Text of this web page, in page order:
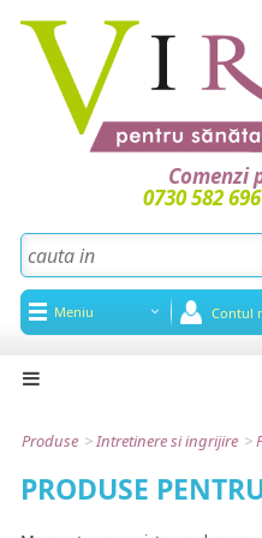
Comenzi
0730 582 696
Meniu
Noutati
Promotii
Contul
Produse >Intretinere si ingrijire >
PRODUSE